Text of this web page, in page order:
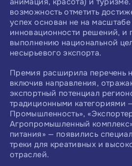
возможность отметить
успех основан не на
инновационности решений, и
выполнению национальной
несырьевого экспорта.
Премия расширила перечень
включив направления,
экспортный потенциал
традиционными категориями
Промышленность»,
Агропромышленный
питания» — появились
треки для креативных и
отраслей.